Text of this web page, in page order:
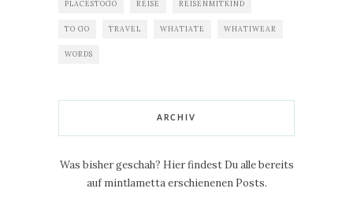
PLACESTOGO REISE REISENMITKIND
TO GO TRAVEL WHATIATE WHATIWEAR
WORDS
ARCHIV
Was bisher geschah? Hier findest Du alle bereits
auf mintlametta erschienenen Posts.